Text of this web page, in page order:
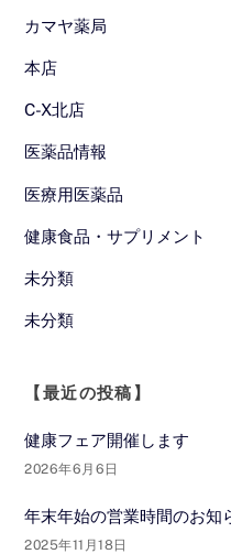
カマヤ薬局
本店
C-X北店
医薬品情報
医療用医薬品
健康食品・サプリメント
未分類
未分類
【最近の投稿】
健康フェア開催します
2026年6月6日
年末年始の営業時間のお知
2025年11月18日